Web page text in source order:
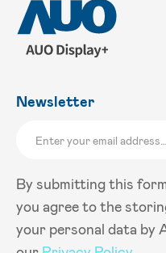
Newsletter
By submitting this
you agree to the
your personal data by